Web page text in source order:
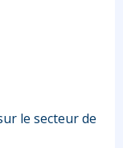
le secteur de